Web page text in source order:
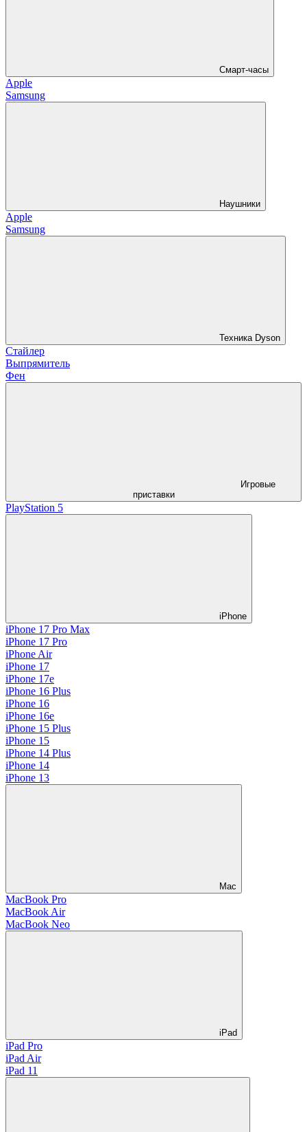
Смарт-часы
Apple
Samsung
Наушники
Apple
Samsung
Техника Dyson
Стайлер
Выпрямитель
Фен
Игровые
приставки
PlayStation 5
iPhone
iPhone 17 Pro Max
iPhone 17 Pro
iPhone Air
iPhone 17
iPhone 17e
iPhone 16 Plus
iPhone 16
iPhone 16e
iPhone 15 Plus
iPhone 15
iPhone 14 Plus
iPhone 14
iPhone 13
Mac
MacBook Pro
MacBook Air
MacBook Neo
iPad
iPad Pro
iPad Air
iPad 11